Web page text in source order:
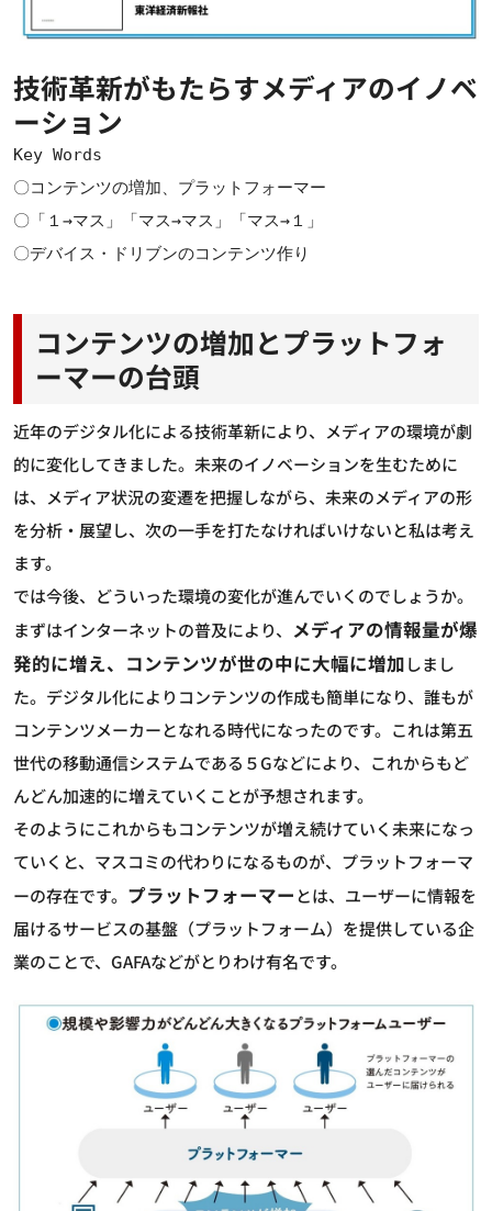
技術革新がもたらすメディアのイノベ
ーション
Key Words
〇コンテンツの増加、プラットフォーマー
〇「１→マス」「マス→マス」「マス→１」
〇デバイス・ドリブンのコンテンツ作り
コンテンツの増加とプラットフォ
ーマーの台頭
近年のデジタル化による技術革新により、メディアの環境が劇
的に変化してきました。未来のイノベーションを生むために
は、メディア状況の変遷を把握しながら、未来のメディアの形
を分析・展望し、次の一手を打たなければいけないと私は考え
ます。
では今後、どういった環境の変化が進んでいくのでしょうか。
まずはインターネットの普及により、 メディアの情報量が爆
発的に増え、コンテンツが世の中に大幅に増加しまし
た。デジタル化によりコンテンツの作成も簡単になり、誰もが
コンテンツメーカーとなれる時代になったのです。これは第五
世代の移動通信システムである５Gなどにより、これからもど
んどん加速的に増えていくことが予想されます。
そのようにこれからもコンテンツが増え続けていく未来になっ
ていくと、マスコミの代わりになるものが、プラットフォーマ
ーの存在です。 プラットフォーマーとは、ユーザーに情報を
届けるサービスの基盤（プラットフォーム）を提供している企
業のことで、GAFAなどがとりわけ有名です。